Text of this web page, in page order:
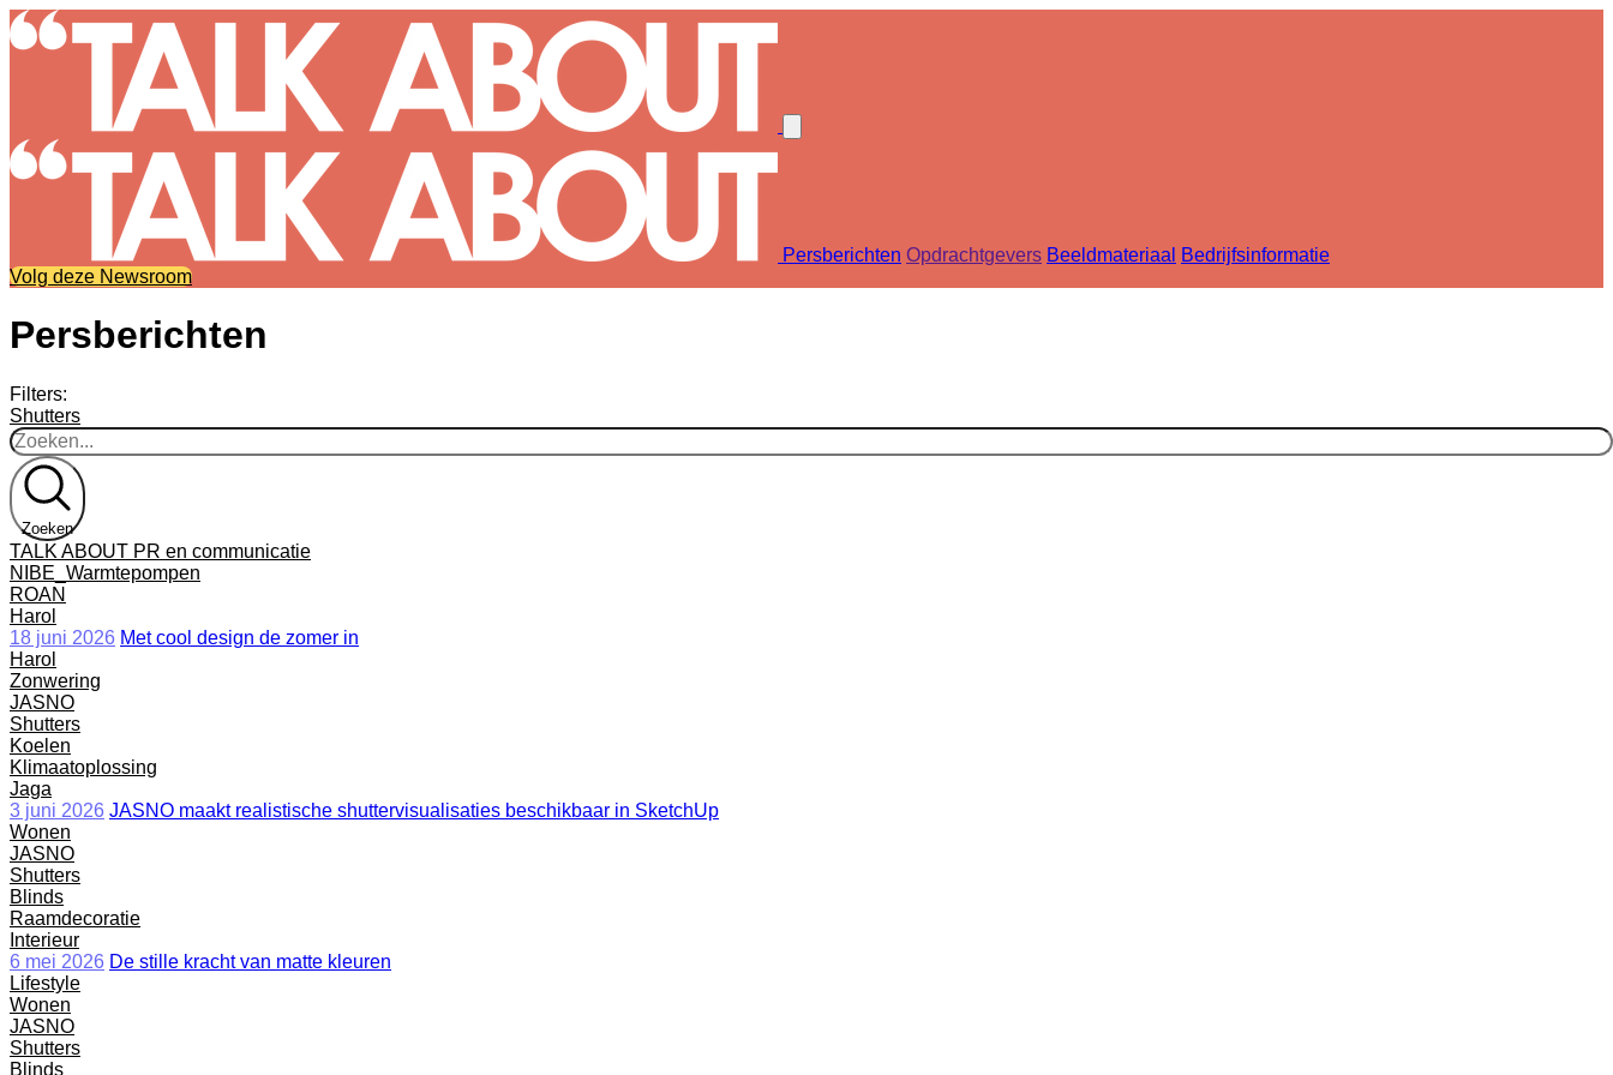
Persberichten Opdrachtgevers Beeldmateriaal
Bedrijfsinformatie
Volg deze Newsroom
Persberichten
Filters:
Shutters
Zoeken
TALK ABOUT PR en communicatie
NIBE_Warmtepompen
ROAN
Harol
18 juni 2026 Met cool design de zomer in
Harol
Zonwering
JASNO
Shutters
Koelen
Klimaatoplossing
Jaga
3 juni 2026 JASNO maakt realistische shuttervisualisaties beschikbaar in SketchUp
Wonen
JASNO
Shutters
Blinds
Raamdecoratie
Interieur
6 mei 2026 De stille kracht van matte kleuren
Lifestyle
Wonen
JASNO
Shutters
Blinds